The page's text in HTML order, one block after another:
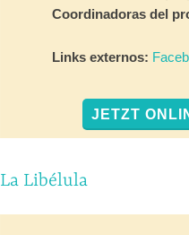
Coordinadoras del
Links externos:
JETZT
La Libélula